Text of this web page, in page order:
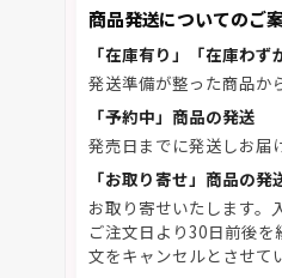
商品発送についてのご
「在庫有り」「在庫わ
発送準備が整った商品か
「予約中」商品の発送
発売日までに発送しお届
「お取り寄せ」商品の発
お取り寄せいたします。
ご注文日より30日前後
文をキャンセルとさせて